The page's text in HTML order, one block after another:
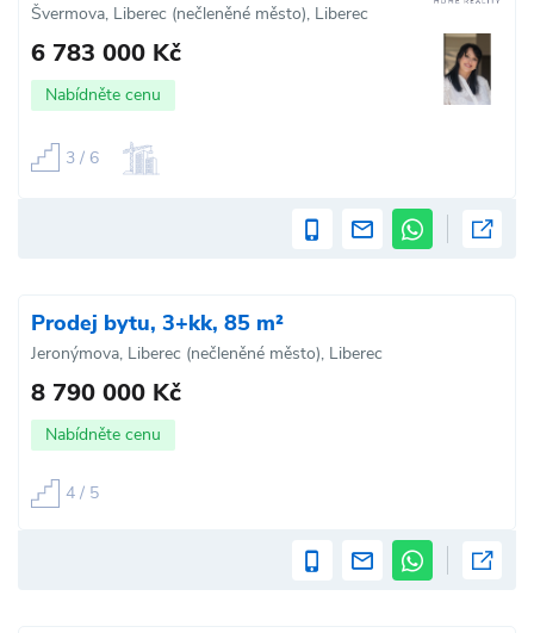
Švermova, Liberec (nečleněné město), Liberec
6 783 000 Kč
Nabídněte cenu
3 / 6
Prodej bytu, 3+kk, 85 m²
Jeronýmova, Liberec (nečleněné město), Liberec
8 790 000 Kč
Nabídněte cenu
4 / 5